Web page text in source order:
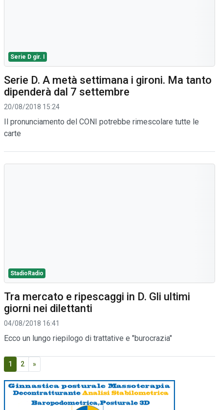
Serie D gir. I
Serie D. A metà settimana i gironi. Ma tanto
dipenderà dal 7 settembre
20/08/2018 15:24
Il pronunciamento del CONI potrebbe rimescolare tutte le
carte
StadioRadio
Tra mercato e ripescaggi in D. Gli ultimi
giorni nei dilettanti
04/08/2018 16:41
Ecco un lungo riepilogo di trattative e "burocrazia"
1 2 »